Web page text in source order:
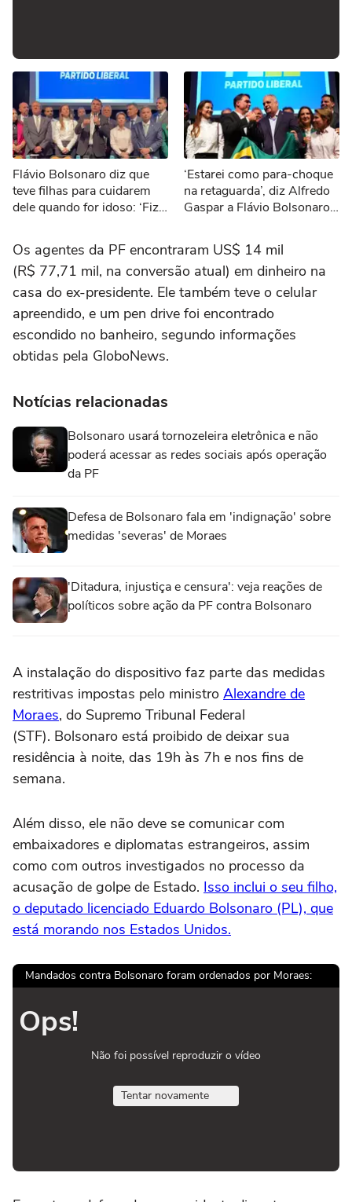
Flávio Bolsonaro diz que
teve filhas para cuidarem
dele quando for idoso: ‘Fiz
‘Estarei como para-choque
na retaguarda’, diz Alfredo
Gaspar a Flávio Bolsonaro
Os agentes da PF encontraram US$ 14 mil
(R$ 77,71 mil, na conversão atual) em dinheiro na
casa do ex-presidente. Ele também teve o celular
apreendido, e um pen drive foi encontrado
escondido no banheiro, segundo informações
obtidas pela GloboNews.
Notícias relacionadas
Bolsonaro usará tornozeleira eletrônica e não
poderá acessar as redes sociais após operação
da PF
Defesa de Bolsonaro fala em 'indignação' sobre
medidas 'severas' de Moraes
'Ditadura, injustiça e censura': veja reações de
políticos sobre ação da PF contra Bolsonaro
A instalação do dispositivo faz parte das medidas
restritivas impostas pelo ministro Alexandre de
Moraes, do Supremo Tribunal Federal
(STF). Bolsonaro está proibido de deixar sua
residência à noite, das 19h às 7h e nos fins de
semana.
Além disso, ele não deve se comunicar com
embaixadores e diplomatas estrangeiros, assim
como com outros investigados no processo da
acusação de golpe de Estado. Isso inclui o seu filho,
o deputado licenciado Eduardo Bolsonaro (PL), que
está morando nos Estados Unidos.
Mandados contra Bolsonaro foram ordenados por Moraes:
Ops!
Não foi possível reproduzir o vídeo
Tentar novamente